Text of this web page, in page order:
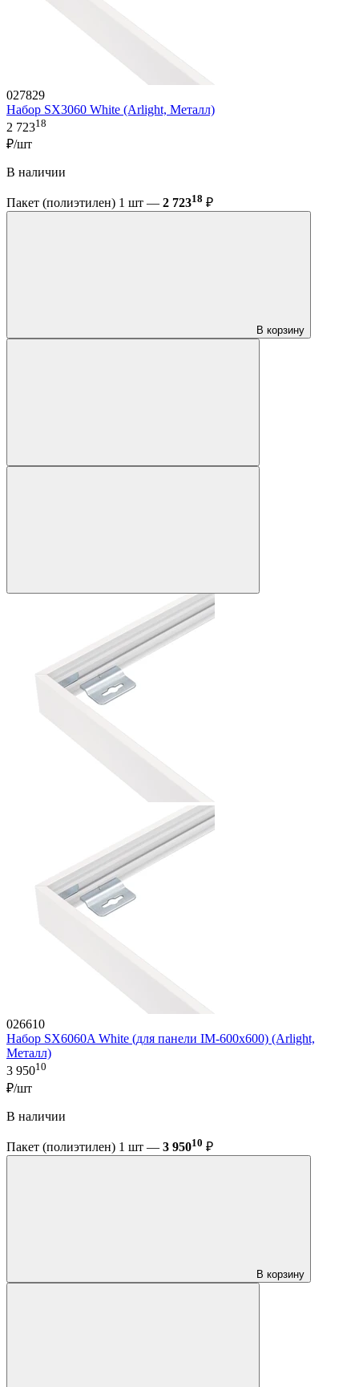
027829
Набор SX3060 White (Arlight, Металл)
2 72318
₽/шт
В наличии
Пакет (полиэтилен) 1 шт — 2 72318 ₽
В корзину
026610
Набор SX6060A White (для панели IM-600x600) (Arlight,
Металл)
3 95010
₽/шт
В наличии
Пакет (полиэтилен) 1 шт — 3 95010 ₽
В корзину